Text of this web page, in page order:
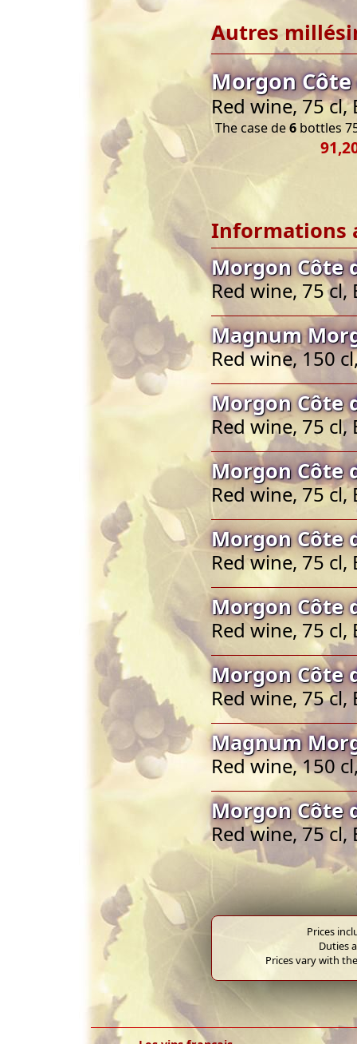
Autres
Morgon Côte
Red wine, 75 cl,
The case de6 bottles
Informations
Morgon Côte
Red wine, 75 cl,
Magnum
Red wine, 150
Morgon Côte
Red wine, 75
Morgon Côte
Red wine, 75 cl,
Morgon Côte
Red wine, 75
Morgon Côte
Red wine, 75
Morgon Côte
Red wine, 75
Magnum
Red wine, 150
Morgon Côte
Red wine, 75 cl,
Prices
Duties
Prices vary with